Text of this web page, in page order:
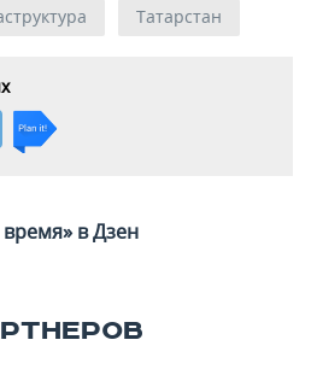
Татарстан
в Дзен